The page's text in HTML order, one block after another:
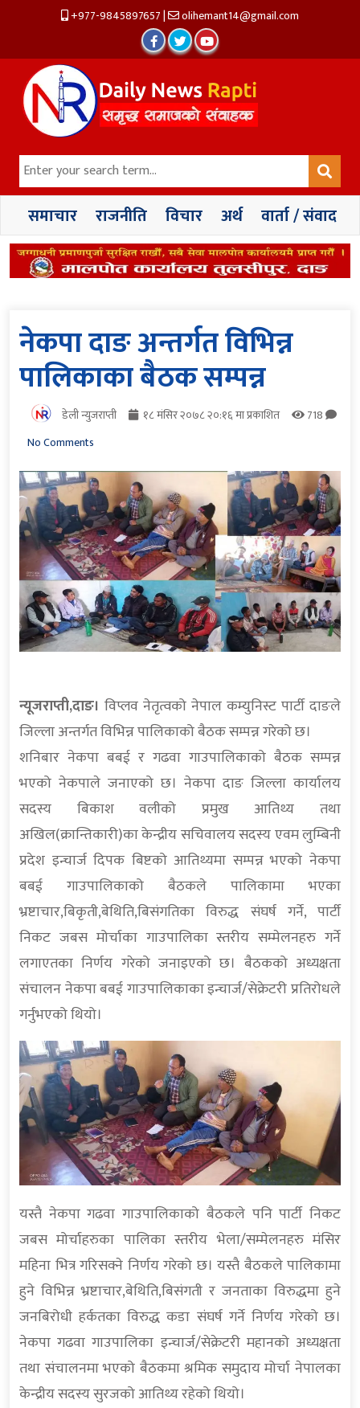
+977-9845897657| olihemant14@gmail.com
समाचार राजनीति विचार अर्थ वार्ता / संवाद
नेकपा दाङ अन्तर्गत विभिन्न
पालिकाका बैठक सम्पन्न
डेली न्युजराप्ती १८ मंसिर २०७८ २०:१६ मा प्रकाशित
718
No Comments
न्यूजराप्ती,दाङ। विप्लव नेतृत्वको नेपाल कम्युनिस्ट पार्टी दाङले
जिल्ला अन्तर्गत विभिन्न पालिकाको बैठक सम्पन्न गरेको छ।
शनिबार नेकपा बबई र गढवा गाउपालिकाको बैठक सम्पन्न
भएको नेकपाले जनाएको छ। नेकपा दाङ जिल्ला कार्यालय
सदस्य बिकाश वलीको प्रमुख आतिथ्य तथा
अखिल(क्रान्तिकारी)का केन्द्रीय सचिवालय सदस्य एवम लुम्बिनी
प्रदेश इन्चार्ज दिपक बिष्टको आतिथ्यमा सम्पन्न भएको नेकपा
बबई गाउपालिकाको बैठकले पालिकामा भएका
भ्रष्टाचार,बिकृती,बेथिति,बिसंगतिका विरुद्ध संघर्ष गर्ने, पार्टी
निकट जबस मोर्चाका गाउपालिका स्तरीय सम्मेलनहरु गर्ने
लगाएतका निर्णय गरेको जनाइएको छ। बैठकको अध्यक्षता
संचालन नेकपा बबई गाउपालिकाका इन्चार्ज/सेक्रेटरी प्रतिरोधले
गर्नुभएको थियो।
यस्तै नेकपा गढवा गाउपालिकाको बैठकले पनि पार्टी निकट
जबस मोर्चाहरुका पालिका स्तरीय भेला/सम्मेलनहरु मंसिर
महिना भित्र गरिसक्ने निर्णय गरेको छ। यस्तै बैठकले पालिकामा
हुने विभिन्न भ्रष्टाचार,बेथिति,बिसंगती र जनताका विरुद्धमा हुने
जनबिरोधी हर्कतका विरुद्ध कडा संघर्ष गर्ने निर्णय गरेको छ।
नेकपा गढवा गाउपालिका इन्चार्ज/सेक्रेटरी महानको अध्यक्षता
तथा संचालनमा भएको बैठकमा श्रमिक समुदाय मोर्चा नेपालका
केन्द्रीय सदस्य सुरजको आतिथ्य रहेको थियो।